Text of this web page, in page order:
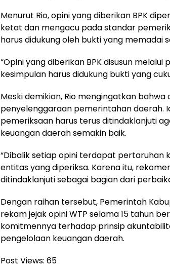
Menurut Rio, opini yang diberikan BPK
ketat dan mengacu pada standar
harus didukung oleh bukti yang
“Opini yang diberikan BPK disusun
kesimpulan harus didukung bukti yang
Meski demikian, Rio mengingatkan
penyelenggaraan pemerintahan daerah.
pemeriksaan harus terus ditindaklanjuti
keuangan daerah semakin baik.
“Dibalik setiap opini terdapat pertaruhan
entitas yang diperiksa. Karena itu,
ditindaklanjuti sebagai bagian dari
Dengan raihan tersebut, Pemerintah
rekam jejak opini WTP selama 15 tahun
komitmennya terhadap prinsip
pengelolaan keuangan daerah.
Post Views: 65